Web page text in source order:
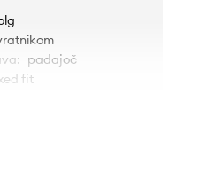
: padajoč
fit